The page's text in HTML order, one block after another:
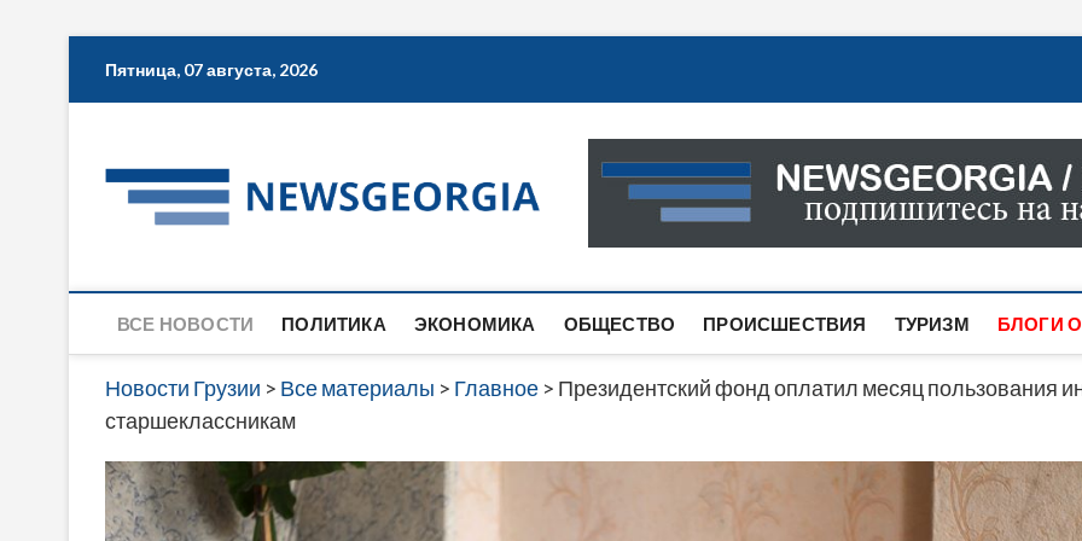
Пятница, 07 августа, 2026
Новости Грузии
САМАЯ АКТУАЛЬНАЯ ИНФОРМАЦИЯ О СОБЫТИЯХ
САЙТЕ ВЫ НАЙДЕТЕ НОВОСТИ ПОЛИТИКИ,
ВСЕ НОВОСТИ ПОЛИТИКА ЭКОНОМИКА ОБЩЕСТВО ПРОИСШЕСТВИЯ ТУРИЗМ БЛОГИ
Новости Грузии > Все материалы > Главное > Президентский фонд оплатил месяц пользования
старшеклассникам